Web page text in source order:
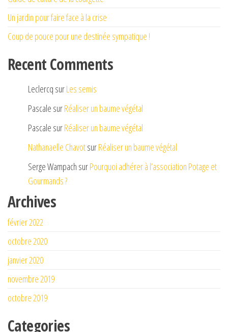
Un jardin pour faire face à la crise
Coup de pouce pour une destinée sympatique !
Recent Comments
Leclercq surLes semis
Pascale surRéaliser un baume végétal
Pascale surRéaliser un baume végétal
Nathanaelle ChavotsurRéaliser un baume végétal
Serge Wampach surPourquoi adhérer à l’association Potage et
Gourmands ?
Archives
février 2022
octobre 2020
janvier 2020
novembre 2019
octobre 2019
Categories